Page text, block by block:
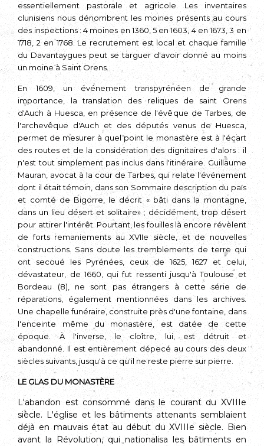
essentiellement pastorale et agricole. Les inventaires
clunisiens nous dénombrent les moines présents au cours
des inspections : 4 moines en 1360, 5 en 1603, 4 en 1673, 3 en
1718, 2 en 1768. Le recrutement est local et chaque famille
du Davantaygues peut se targuer d'avoir donné au moins
un moine à Saint Orens.
En 1609, un événement transpyrénéen de grande
importance, la translation des reliques de saint Orens
d'Auch à Huesca, en présence de l'évêque de Tarbes, de
l'archevêque d'Auch et des députés venus de Huesca,
permet de mesurer à quel point le monastère est à l'écart
des routes et de la considération des digni­taires d'alors : il
n'est tout simplement pas inclus dans l'itinéraire. Guillaume
Mauran, avocat à la cour de Tarbes, qui relate l'événement
dont il était témoin, dans son Sommaire description du païs
et comté de Bigorre, le décrit « bâti dans la montagne,
dans un lieu désert et solitaire» ; décidément, trop désert
pour attirer l'intérêt. Pourtant, les fouilles là encore révèlent
de forts rema­niements au XVIIe siècle, et de nouvelles
constructions. Sans doute les trem­blements de terre qui
ont secoué les Pyrénées, ceux de 1625, 1627 et celui,
dévastateur, de 1660, qui fut ressenti jusqu'à Toulouse et
Bordeau (8), ne sont pas étrangers à cette série de
réparations, également mentionnées dans les archives.
Une chapelle funéraire, construite près d'une fontaine, dans
l'enceinte même du monastère, est datée de cette
époque. À l'inverse, le cloître, lui, est détruit et
abandonné. Il est entièrement dépecé au cours des deux
siècles suivants, jusqu'à ce qu'il ne reste pierre sur pierre.
LE GLAS DU MONASTÈRE
L'abandon est consommé dans le courant du XVIIIe
siècle. L'église et les bâti­ments attenants semblaient
déjà en mauvais état au début du XVIIIe siècle. Bien
avant la Révolution, qui nationalisa les bâtiments en